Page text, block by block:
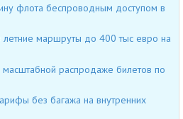
флота беспроводным доступом в
летние маршруты до 400 тыс евро на
распродаже билетов по
без багажа на внутренних